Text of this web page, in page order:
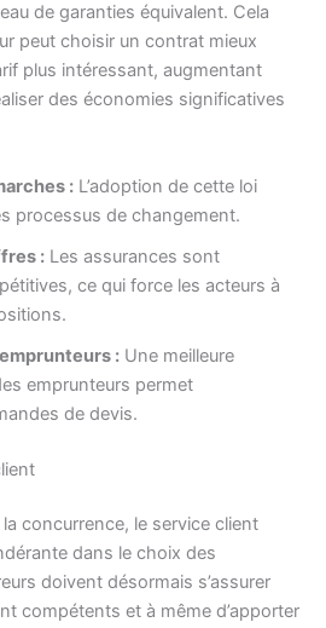
de garanties équivalent. Cela
peut choisir un contrat mieux
plus intéressant, augmentant
des économies significatives
: L’adoption de cette loi
processus de changement.
: Les assurances sont
ce qui force les acteurs à
: Une meilleure
emprunteurs permet
de devis.
concurrence, le service client
dans le choix des
doivent désormais s’assurer
compétents et à même d’apporter